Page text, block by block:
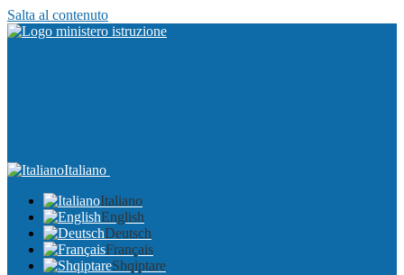
Salta al contenuto
Italiano
Italiano
English
Deutsch
Français
Shqiptare